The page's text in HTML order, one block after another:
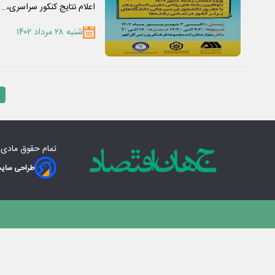
اعلام نتایج کنکور سراسری،…
شنبه ۲۸ مرداد ۱۴۰۲
تمام حقوق
طراحی